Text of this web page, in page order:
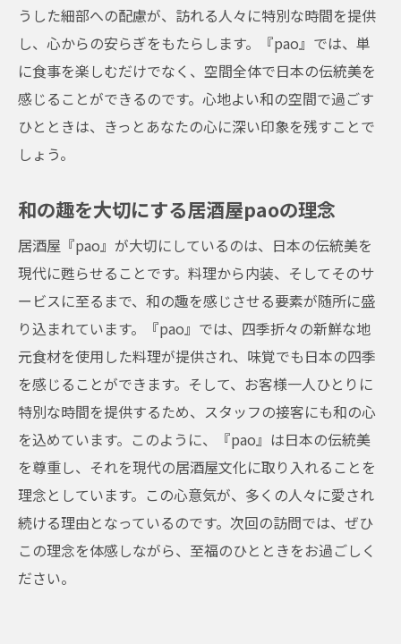
うした細部への配慮が、訪れる人々に特別な時間を提供
し、心からの安らぎをもたらします。『pao』では、単
に食事を楽しむだけでなく、空間全体で日本の伝統美を
感じることができるのです。心地よい和の空間で過ごす
ひとときは、きっとあなたの心に深い印象を残すことで
しょう。
和の趣を大切にする居酒屋paoの理念
居酒屋『pao』が大切にしているのは、日本の伝統美を
現代に甦らせることです。料理から内装、そしてそのサ
ービスに至るまで、和の趣を感じさせる要素が随所に盛
り込まれています。『pao』では、四季折々の新鮮な地
元食材を使用した料理が提供され、味覚でも日本の四季
を感じることができます。そして、お客様一人ひとりに
特別な時間を提供するため、スタッフの接客にも和の心
を込めています。このように、『pao』は日本の伝統美
を尊重し、それを現代の居酒屋文化に取り入れることを
理念としています。この心意気が、多くの人々に愛され
続ける理由となっているのです。次回の訪問では、ぜひ
この理念を体感しながら、至福のひとときをお過ごしく
ださい。